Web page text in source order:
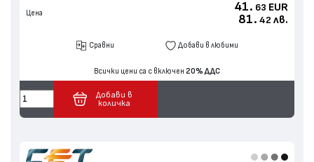
Цена 41. 63 EUR
81. 42 лв.
Сравни Добави в любими
Всички цени са с включен 20% ДДС
Добави в
количка